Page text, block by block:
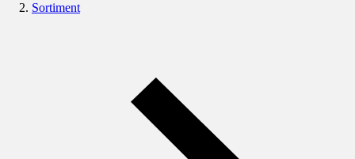
Sortiment